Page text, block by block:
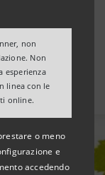
non
Non
esperienza
linea con le
online.
o meno
e
accedendo